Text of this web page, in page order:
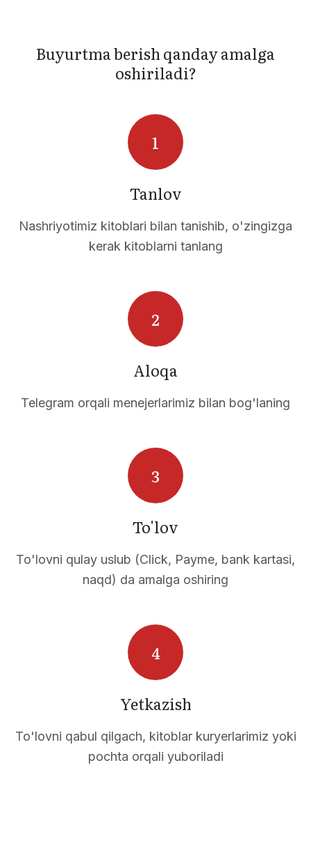
Buyurtma berish qanday amalga
oshiriladi?
Tanlov
Nashriyotimiz kitoblari bilan tanishib, o'zingizga
kerak kitoblarni tanlang
Aloqa
Telegram orqali menejerlarimiz bilan bog'laning
To'lov
To'lovni qulay uslub (Click, Payme, bank kartasi,
naqd) da amalga oshiring
Yetkazish
To'lovni qabul qilgach, kitoblar kuryerlarimiz yoki
pochta orqali yuboriladi